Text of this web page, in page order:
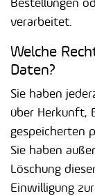
verarbeitet.
Welche
Daten?
Sie haben
über Herkunft,
gespeicherten
Sie haben
Löschung
Einwilligung